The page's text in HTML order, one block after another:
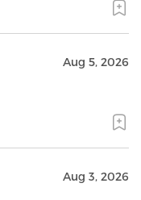
Aug 5, 2026
Aug 3, 2026